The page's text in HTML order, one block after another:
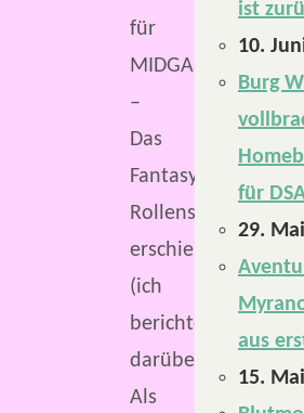
für
MIDGARD
–
Das
Fantasy-
Rollenspiel
erschienen
(ich
berichtete
darüber).
Als
ist
10.
Burg
für
29.
aus
15.